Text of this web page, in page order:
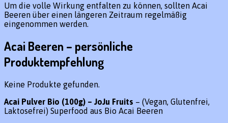
Um die volle Wirkung entfalten zu können, sollten Acai
Beeren über einen längeren Zeitraum regelmäßig
eingenommen werden.
Acai Beeren – persönliche
Produktempfehlung
Keine Produkte gefunden.
Acai Pulver Bio (100g) – JoJu Fruits – (Vegan, Glutenfrei,
Laktosefrei) Superfood aus Bio Acai Beeren